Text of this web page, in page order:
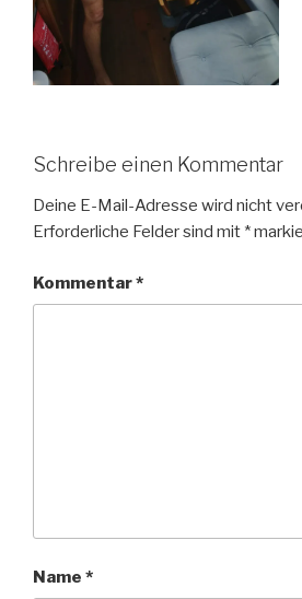
Schreibe einen Kommentar
Deine E-Mail-Adresse wird nicht
Erforderliche Felder sind mit *
Kommentar*
Name *